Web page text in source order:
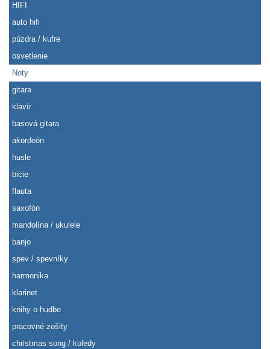
HIFI
auto hifi
púzdra / kufre
osvetlenie
Noty
gitara
klavír
basová gitara
akordeón
husle
bicie
flauta
saxofón
mandolína / ukulele
banjo
spev / spevníky
harmonika
klarinet
knihy o hudbe
pracovné zošity
christmas song / koledy